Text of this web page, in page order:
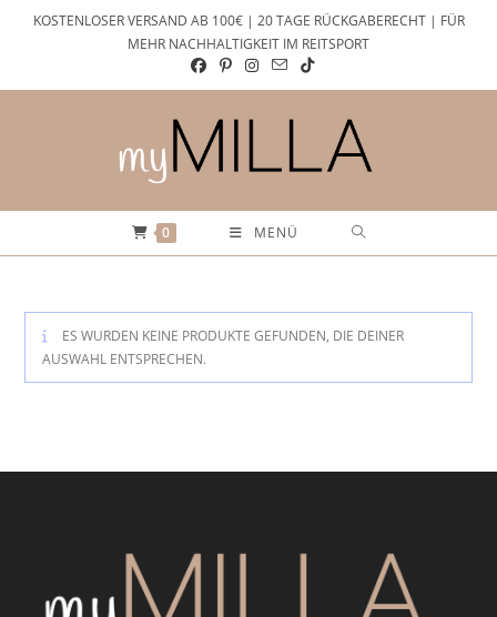
KOSTENLOSER VERSAND AB 100€ | 20 TAGE RÜCKGABERECHT | FÜR
MEHR NACHHALTIGKEIT IM REITSPORT
0 MENÜ
ES WURDEN KEINE PRODUKTE GEFUNDEN, DIE DEINER
AUSWAHL ENTSPRECHEN.